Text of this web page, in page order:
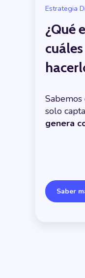
Estrategia
¿Qué
solo
genera
Saber